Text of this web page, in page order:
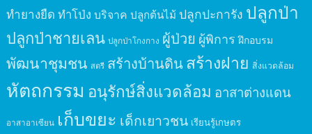
ทำยางยืด ทำโป่ง บริจาค ปลูกต้นไม้ ปลูกปะการัง ปลูกป่า
ปลูกป่าชายเลน ปลูกป่าโกงกาง ผู้ป่วย ผู้พิการ ฝึกอบรม
พัฒนาชุมชน สตรี สร้างบ้านดินสร้างฝาย สิ่งแวดล้อม
หัตถกรรม อนุรักษ์สิ่งแวดล้อม อาสาต่างแดน
อาสาอาเซียน เก็บขยะ เด็กเยาวชน เรียนรู้เกษตร